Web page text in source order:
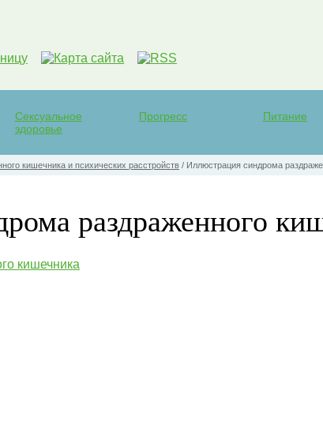
Сексуальное
здоровье
Прогресс Питание
кишечника и психических расстройств / Иллюстрация синдрома
раздраженного